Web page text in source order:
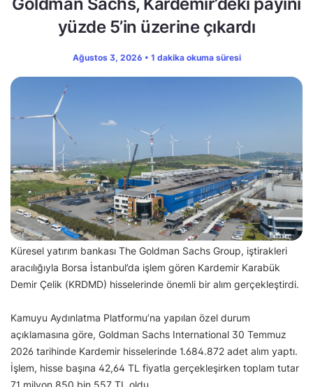
yüzde 5’in üzerine çıkardı
Ağustos 3, 2026 • 1 dakika okuma süresi
Küresel yatırım bankası The Goldman Sachs Group, iştirakleri
aracılığıyla Borsa İstanbul’da işlem gören Kardemir Karabük
Demir Çelik (KRDMD) hisselerinde önemli bir alım gerçekleştirdi.
Kamuyu Aydınlatma Platformu’na yapılan özel durum
açıklamasına göre, Goldman Sachs International 30 Temmuz
2026 tarihinde Kardemir hisselerinde 1.684.872 adet alım yaptı.
İşlem, hisse başına 42,64 TL fiyatla gerçekleşirken toplam tutar
71 milyon 850 bin 557 TL oldu.